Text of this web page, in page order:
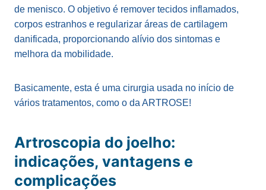
de menisco. O objetivo é remover tecidos inflamados,
corpos estranhos e regularizar áreas de cartilagem
danificada, proporcionando alívio dos sintomas e
melhora da mobilidade.
Basicamente, esta é uma cirurgia usada no início de
vários tratamentos, como o da ARTROSE!
Artroscopia do joelho:
indicações, vantagens e
complicações